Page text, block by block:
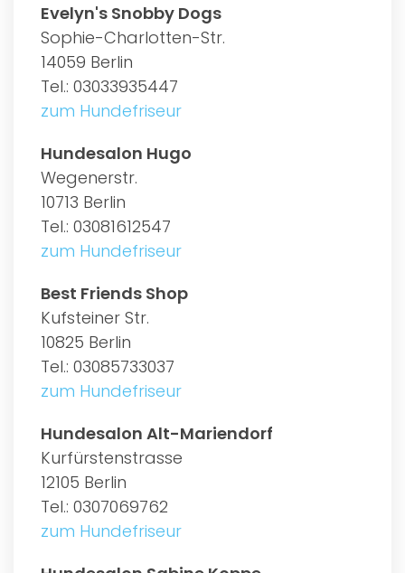
Evelyn's Snobby Dogs
Sophie-Charlotten-Str.
14059 Berlin
Tel.: 03033935447
zum Hundefriseur
Hundesalon Hugo
Wegenerstr.
10713 Berlin
Tel.: 03081612547
zum Hundefriseur
Best Friends Shop
Kufsteiner Str.
10825 Berlin
Tel.: 03085733037
zum Hundefriseur
Hundesalon Alt-Mariendorf
Kurfürstenstrasse
12105 Berlin
Tel.: 0307069762
zum Hundefriseur